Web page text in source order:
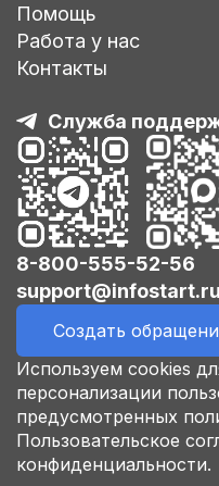
Помощь
Работа у нас
Контакты
Служба
8-800-555-52-56
support@infostart.ru
Создать
Используем cookies
персонализации
предусмотренных
Пользовательское
конфиденциальности.